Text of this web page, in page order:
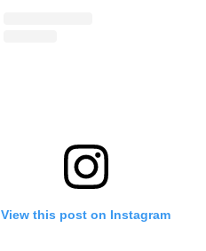
View this post on Instagram